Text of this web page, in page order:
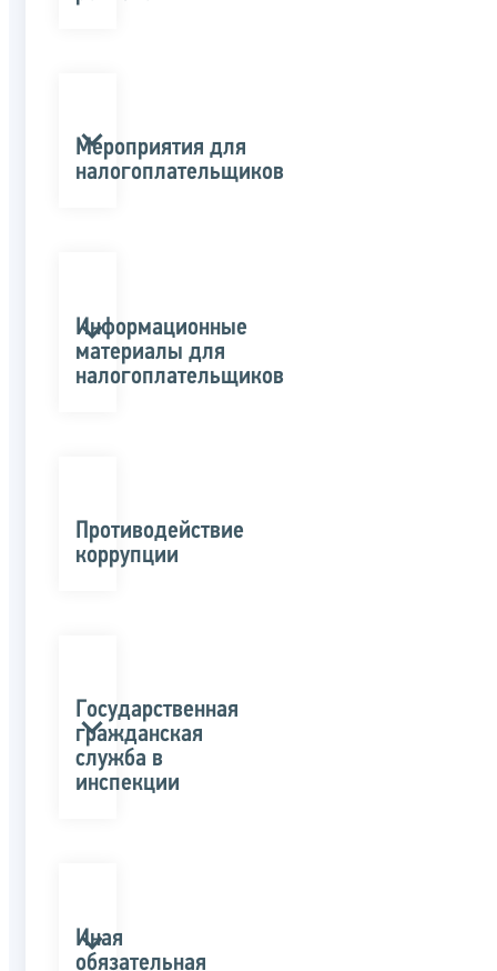
Мероприятия для
налогоплательщиков
Информационные
материалы для
налогоплательщиков
Противодействие
коррупции
Государственная
гражданская
служба в
инспекции
Иная
обязательная